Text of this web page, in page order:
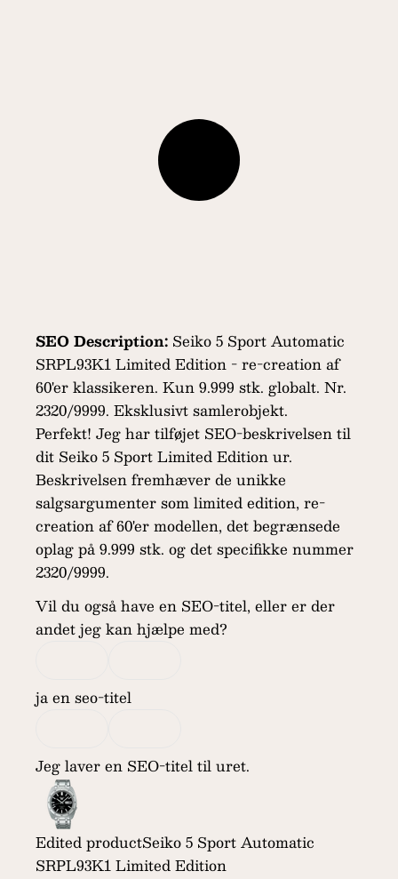
SEO Description: Seiko 5 Sport Automatic
SRPL93K1 Limited Edition - re-creation af
60'er klassikeren. Kun 9.999 stk. globalt. Nr.
2320/9999. Eksklusivt samlerobjekt.
Perfekt! Jeg har tilføjet SEO-beskrivelsen til
dit Seiko 5 Sport Limited Edition ur.
Beskrivelsen fremhæver de unikke
salgsargumenter som limited edition, re-
creation af 60'er modellen, det begrænsede
oplag på 9.999 stk. og det specifikke nummer
2320/9999.
Vil du også have en SEO-titel, eller er der
andet jeg kan hjælpe med?
ja en seo-titel
Jeg laver en SEO-titel til uret.
Edited productSeiko 5 Sport Automatic
SRPL93K1 Limited Edition